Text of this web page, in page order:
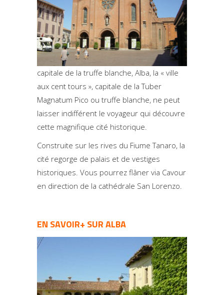
capitale de la truffe blanche, Alba, la « ville
aux cent tours », capitale de la Tuber
Magnatum Pico ou truffe blanche, ne peut
laisser indifférent le voyageur qui découvre
cette magnifique cité historique.
Construite sur les rives du Fiume Tanaro, la
cité regorge de palais et de vestiges
historiques. Vous pourrez flâner via Cavour
en direction de la cathédrale San Lorenzo.
EN SAVOIR+ SUR ALBA